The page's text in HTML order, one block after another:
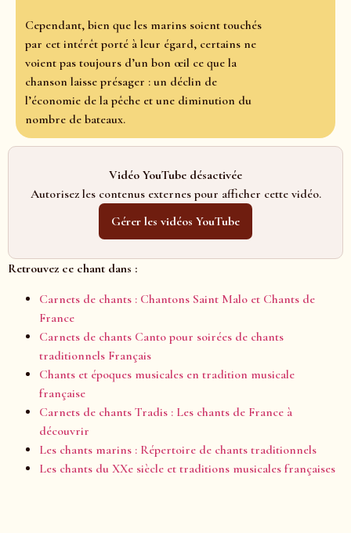
Cependant, bien que les marins soient touchés
par cet intérêt porté à leur égard, certains ne
voient pas toujours d’un bon œil ce que la
chanson laisse présager : un déclin de
l’économie de la pêche et une diminution du
nombre de bateaux.
Vidéo YouTube désactivée
Autorisez les contenus externes pour afficher cette vidéo.
Gérer les vidéos YouTube
Retrouvez ce chant dans :
Carnets de chants : Chantons Saint Malo et Chants de
France
Carnets de chants Canto pour soirées de chants
traditionnels Français
Chants et époques musicales en tradition musicale
française
Carnets de chants Tradis : Les chants de France à
découvrir
Les chants marins : Répertoire de chants traditionnels
Les chants du XXe siècle et traditions musicales françaises